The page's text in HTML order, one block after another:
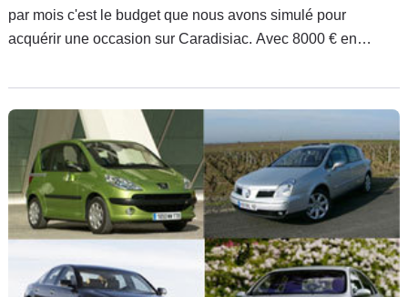
par mois c'est le budget que nous avons simulé pour
acquérir une occasion sur Caradisiac. Avec 8000 € en
base occasion.